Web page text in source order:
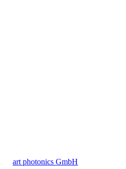
art photonics GmbH